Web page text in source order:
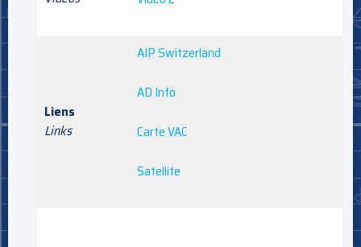
Liens
Links
AIP Switzerland
AD Info
Carte VAC
Satellite